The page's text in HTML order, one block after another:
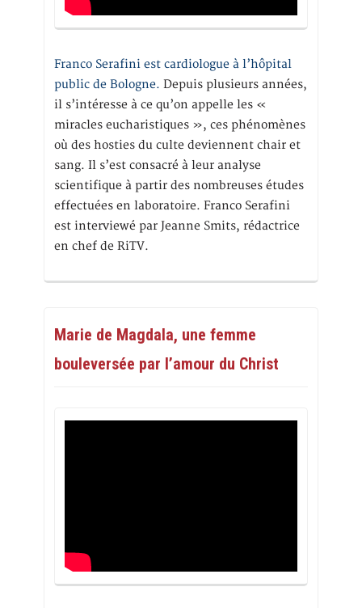
Franco Serafini est cardiologue à l’hôpital
public de Bologne. Depuis plusieurs années,
il s’intéresse à ce qu’on appelle les «
miracles eucharistiques », ces phénomènes
où des hosties du culte deviennent chair et
sang. Il s’est consacré à leur analyse
scientifique à partir des nombreuses études
effectuées en laboratoire. Franco Serafini
est interviewé par Jeanne Smits, rédactrice
en chef de RiTV.
Marie de Magdala, une femme
bouleversée par l’amour du Christ